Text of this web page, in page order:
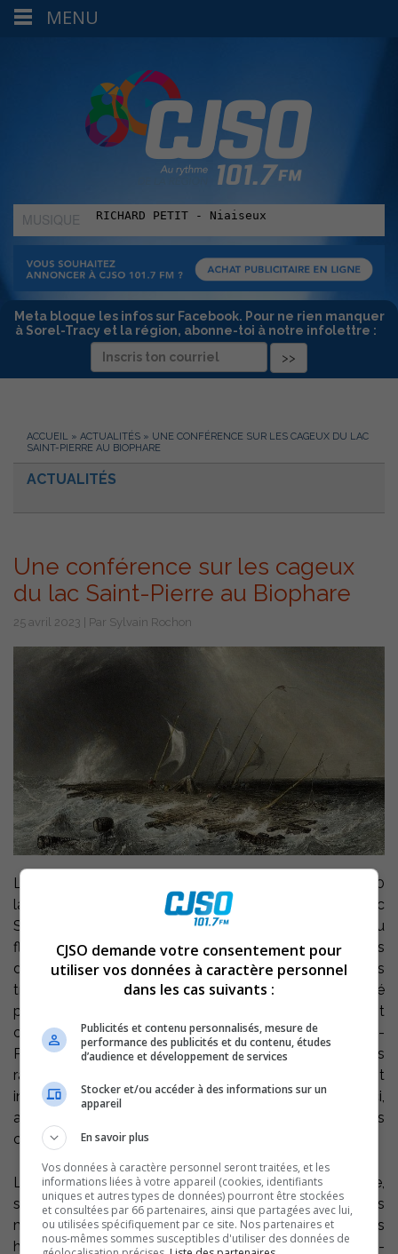
MUSIQUE
:
Meta bloque les infos sur Facebook. Pour ne rien manquer
à Sorel-Tracy et la région, abonne-toi à notre infolettre :
ACCUEIL » ACTUALITÉS » UNE CONFÉRENCE SUR LES CAGEUX DU LAC
SAINT-PIERRE AU BIOPHARE
ACTUALITÉS
Une conférence sur les cageux
du lac Saint-Pierre au Biophare
25 avril 2023 | Par Sylvain Rochon
Le Biophare nous proposera, le dimanche 7 mai, à 13h30
la conférence gratuite « Les cageux aux portes du lac
Saint-Pierre ». Présentée par la Maison des Cageux du
fleuve Saint-Laurent dans le cadre des premiers
dimanches du mois au musée, cette conférence nous
transportera à bord de l’immense train de bois occupé
par une centaine de raftsmen détrempés qui affrontent
courageusement les éléments déchaînés du lac Saint-
Pierre. Les cageux manient frénétiquement leurs longues
rames, mais le plus terrible reste à venir et l’issue est
incertaine. Des récits de naufrage, comme celui-ci,
assombriront pendant un siècle le bilan des voyages des
cages le long du fleuve Saint-Laurent.
La conférence, accompagnée d’un court métrage,
séduira les petits comme les grands sur les exploits
maritimes des sauteux de cages, ces personnages
historiques qui ont magnifié le lac Saint-Pierre. Co-
MENU
CJSO demande votre consentement pour
utiliser vos données à caractère personnel
dans les cas suivants :
Publicités et contenu personnalisés, mesure de
performance des publicités et du contenu, études
d’audience et développement de services
Stocker et/ou accéder à des informations sur un
appareil
En savoir plus
Vos données à caractère personnel seront traitées, et les
informations liées à votre appareil (cookies, identifiants
uniques et autres types de données) pourront être stockées
et consultées par 66 partenaires, ainsi que partagées avec lui,
ou utilisées spécifiquement par ce site. Nos partenaires et
nous-mêmes sommes susceptibles d'utiliser des données de